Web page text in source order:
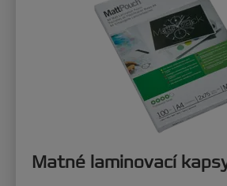
Matné laminovací